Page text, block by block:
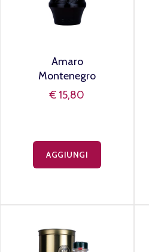
Amaro
Montenegro
€ 15,80
AGGIUNGI